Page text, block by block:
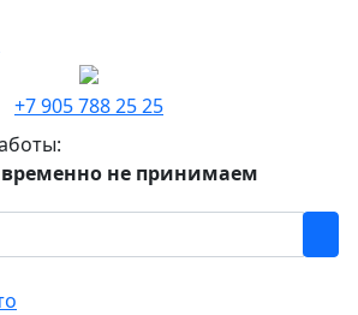
+7 905 788 25 25
не принимаем